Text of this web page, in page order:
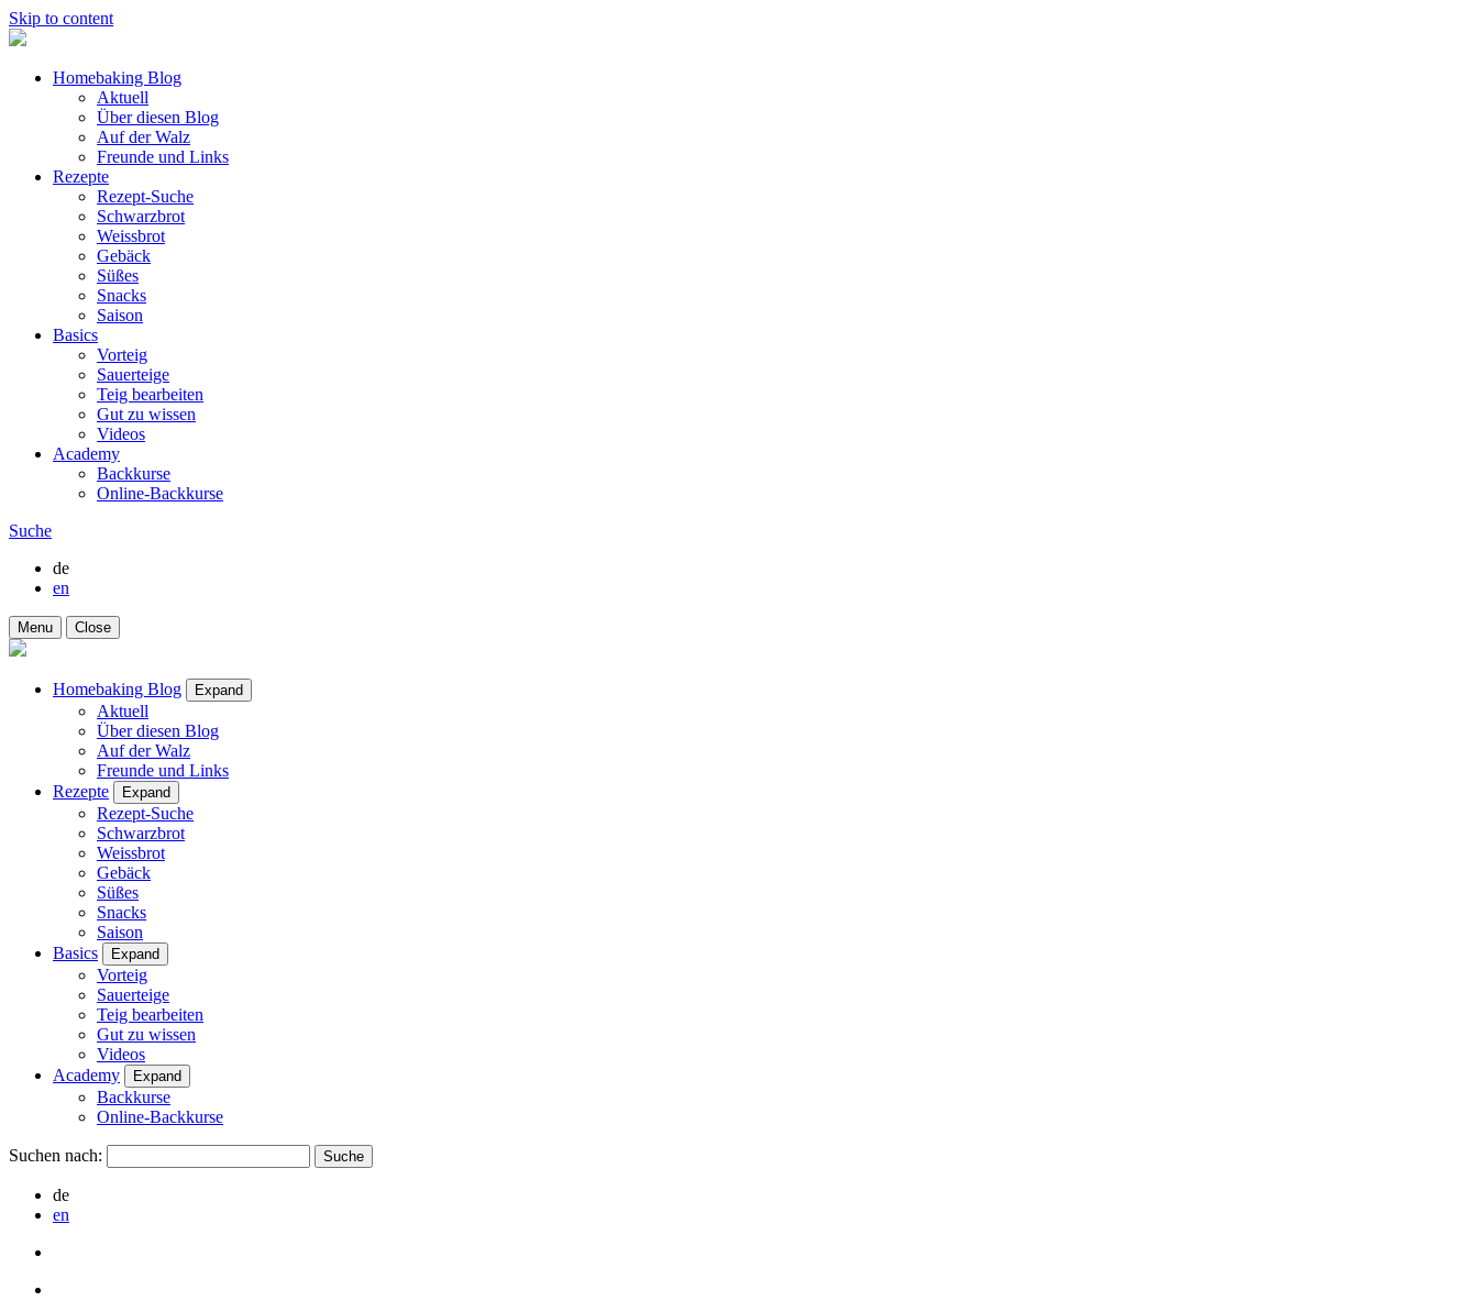
Skip to content
Homebaking Blog
Aktuell
Über diesen Blog
Auf der Walz
Freunde und Links
Rezepte
Rezept-Suche
Schwarzbrot
Weissbrot
Gebäck
Süßes
Snacks
Saison
Basics
Vorteig
Sauerteige
Teig bearbeiten
Gut zu wissen
Videos
Academy
Backkurse
Online-Backkurse
Suche
de
en
Menu Close
Homebaking Blog Expand
Aktuell
Über diesen Blog
Auf der Walz
Freunde und Links
Rezepte
Expand
Rezept-Suche
Schwarzbrot
Weissbrot
Gebäck
Süßes
Snacks
Saison
Basics
Expand
Vorteig
Sauerteige
Teig bearbeiten
Gut zu wissen
Videos
Academy
Expand
Backkurse
Online-Backkurse
Suchen nach:
de
en